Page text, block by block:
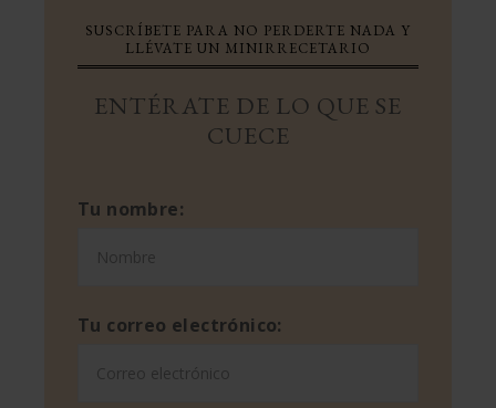
SUSCRÍBETE PARA NO PERDERTE NADA Y
LLÉVATE UN MINIRRECETARIO
ENTÉRATE DE LO QUE SE
CUECE
Tu nombre:
Tu correo electrónico: